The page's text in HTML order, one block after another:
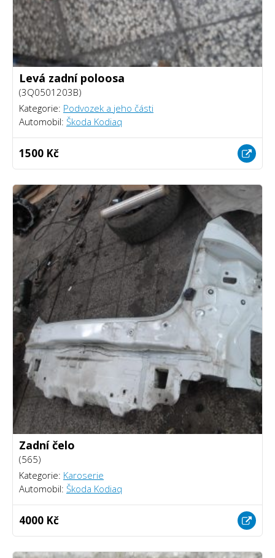
Levá zadní poloosa
(3Q0501203B)
Kategorie: Podvozek a jeho části
Automobil: Škoda Kodiaq
1500 Kč
Zadní čelo
(565)
Kategorie: Karoserie
Automobil: Škoda Kodiaq
4000 Kč